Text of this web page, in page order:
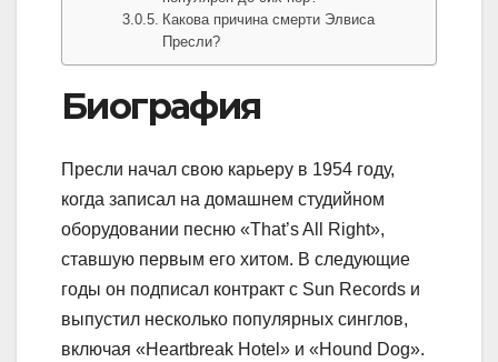
Какова причина смерти Элвиса
Пресли?
Биография
Пресли начал свою карьеру в 1954 году,
когда записал на домашнем студийном
оборудовании песню «That’s All Right»,
ставшую первым его хитом. В следующие
годы он подписал контракт с Sun Records и
выпустил несколько популярных синглов,
включая «Heartbreak Hotel» и «Hound Dog».